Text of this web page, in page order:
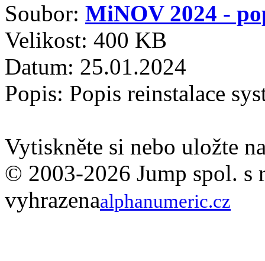
Soubor: MiNOV 2024 -
Velikost: 400 KB
Datum: 25.01.2024
Popis: Popis reinstalace
Vytiskněte si nebo uložte
© 2003-2026 Jump spol. s
vyhrazenaalphanumeric.cz